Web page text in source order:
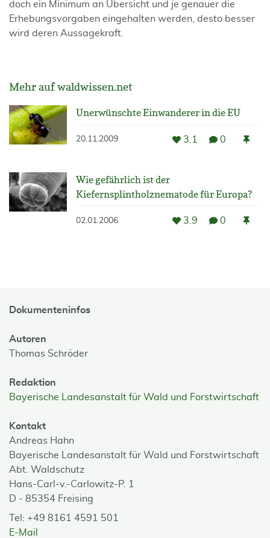
doch ein Minimum an Übersicht und je genauer die
Erhebungsvorgaben eingehalten werden, desto besser
wird deren Aussagekraft.
Mehr auf waldwissen.net
Unerwünschte Einwanderer in die EU
20.11.2009 3.1 0
Wie gefährlich ist der
Kiefernsplintholznematode für Europa?
02.01.2006 3.9 0
Dokumenteninfos
Autoren
Thomas Schröder
Redaktion
Bayerische Landesanstalt für Wald und Forstwirtschaft
Kontakt
Andreas Hahn
Bayerische Landesanstalt für Wald und Forstwirtschaft
Abt. Waldschutz
Hans-Carl-v.-Carlowitz-P. 1
D - 85354 Freising
Tel: +49 8161 4591 501
E-Mail